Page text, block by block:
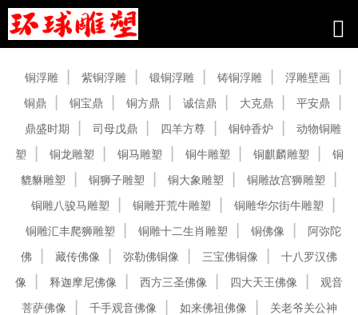
铜浮雕 紫铜浮雕 锻铜浮雕 铸铜浮雕
浮雕壁画
铜鼎
铜宝鼎 铜方鼎 诚信鼎 大克鼎
平安鼎
鼎盛时期
司母戊鼎 四羊方尊 铜钟香炉
动物铜雕
塑
铜龙雕塑 铜马雕塑 铜牛雕塑 铜麒麟雕塑
铜
貔貅雕塑
铜狮子雕塑 铜大象雕塑
铜雕故宫狮雕塑
铜雕八骏马雕塑
铜雕开荒牛雕塑
铜雕华尔街牛雕塑
铜雕汇丰爬狮雕塑
铜雕十二生肖雕塑 铜佛像
阿弥陀
佛
藏传佛像 弥勒佛铜像 三宝佛铜像
十八罗汉佛
像
释迦摩尼佛像 西方三圣佛像 四大天王佛像
观音
菩萨佛像
千手观音佛像 如来佛祖佛像
关老爷关公神